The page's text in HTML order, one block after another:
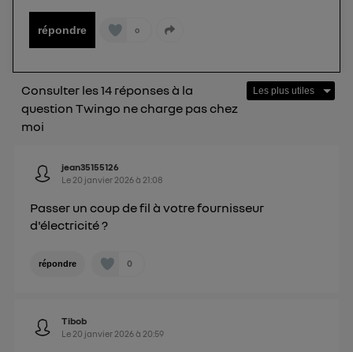
répondre 0
Consulter les 14 réponses à la
question Twingo ne charge pas chez
moi
jean35155126
Le 20 janvier 2026à 21:08
Passer un coup de fil à votre fournisseur
d'électricité ?
répondre 0
Tibob
Le 20 janvier 2026à 20:59
Pour une
connexion mobile, la personnalisation sera basée
consentement surle portail d’Utiq
") ou via la page « gérer Utiq » en bas de ce site.
Pour plus d'informations, veuillez consulter
personnelles d'Utiq